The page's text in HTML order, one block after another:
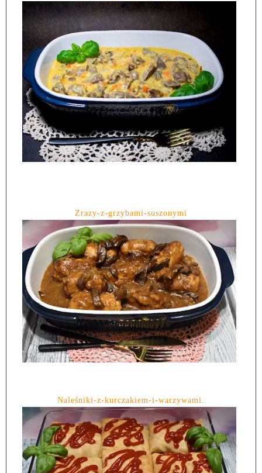
Zrazy-z-grzybami-suszonymi
Naleśniki-z-kurczakiem-i-warzywami.